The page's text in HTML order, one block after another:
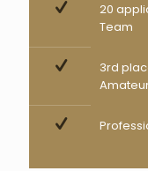
20
Team
3rd